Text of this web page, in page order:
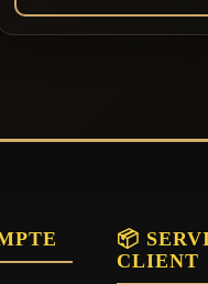
📦
CLIENT